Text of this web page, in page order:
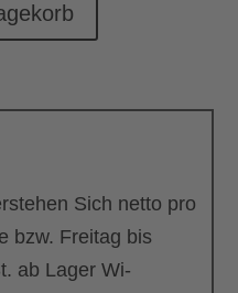
Sich netto pro
bzw. Freitag bis
ab Lager Wi-